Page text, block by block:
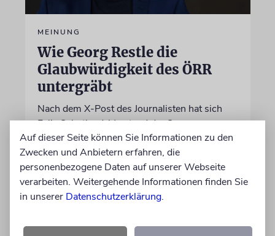
MEINUNG
Wie Georg Restle die
Glaubwürdigkeit des ÖRR
untergräbt
Nach dem X-Post des Journalisten hat sich
Felix Schotland, Vorstand der Synagogen-
Gemeinde Köln, an WDR-
Programmdirektorin Andrea Schafarczyk
gewandt. Wir dokumentieren das Schreiben
im Wortlaut
Auf dieser Seite können Sie Informationen zu den
Zwecken und Anbietern erfahren, die
personenbezogene Daten auf unserer Webseite
verarbeiten. Weitergehende Informationen finden Sie
in unserer Datenschutzerklärung.